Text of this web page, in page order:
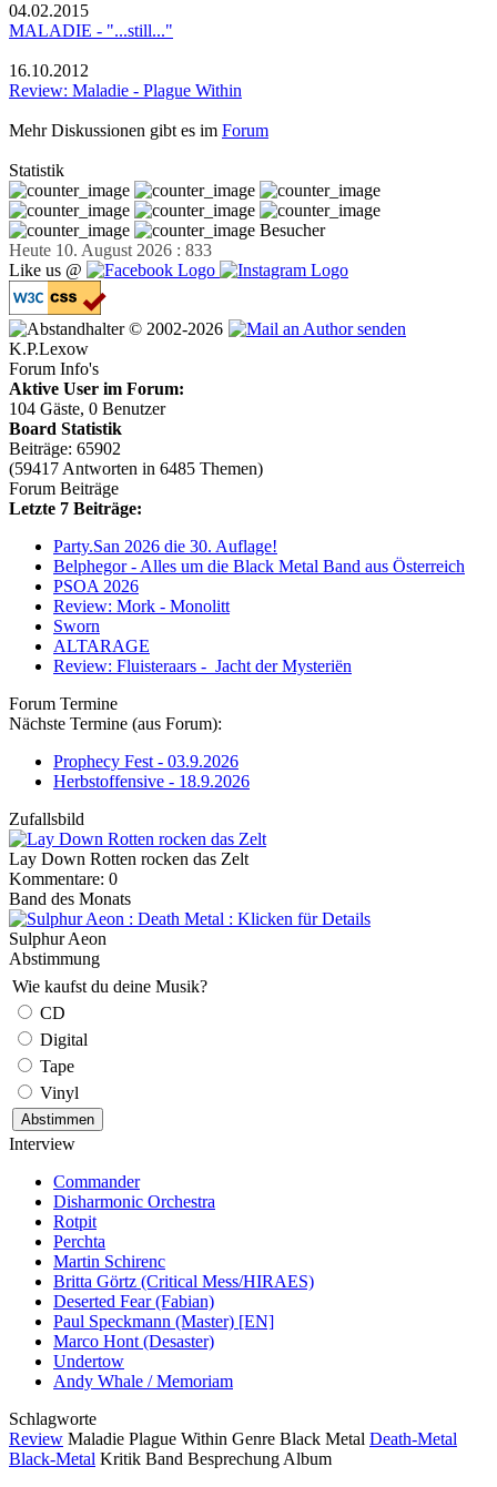
04.02.2015
MALADIE - "...still..."
16.10.2012
Review: Maladie - Plague Within
Mehr Diskussionen gibt es im Forum
Statistik
Besucher
Heute 10. August 2026 : 833
Like us @
© 2002-2026
K.P.Lexow
Forum Info's
Aktive User im Forum:
104 Gäste, 0 Benutzer
Board Statistik
Beiträge: 65902
(59417 Antworten in 6485 Themen)
Forum Beiträge
Letzte 7 Beiträge:
Party.San 2026 die 30. Auflage!
Belphegor - Alles um die Black Metal Band aus Österreich
PSOA 2026
Review: Mork - Monolitt
Sworn
ALTARAGE
Review: Fluisteraars - Jacht der Mysteriën
Forum Termine
Nächste Termine (aus Forum):
Prophecy Fest - 03.9.2026
Herbstoffensive - 18.9.2026
Zufallsbild
Lay Down Rotten rocken das Zelt
Kommentare: 0
Band des Monats
Sulphur Aeon
Abstimmung
Wie kaufst du deine Musik?
CD
Digital
Tape
Vinyl
Interview
Commander
Disharmonic Orchestra
Rotpit
Perchta
Martin Schirenc
Britta Görtz (Critical Mess/HIRAES)
Deserted Fear (Fabian)
Paul Speckmann (Master) [EN]
Marco Hont (Desaster)
Undertow
Andy Whale / Memoriam
Schlagworte
Review Maladie Plague Within Genre Black Metal Death-Metal
Black-Metal Kritik Band Besprechung Album